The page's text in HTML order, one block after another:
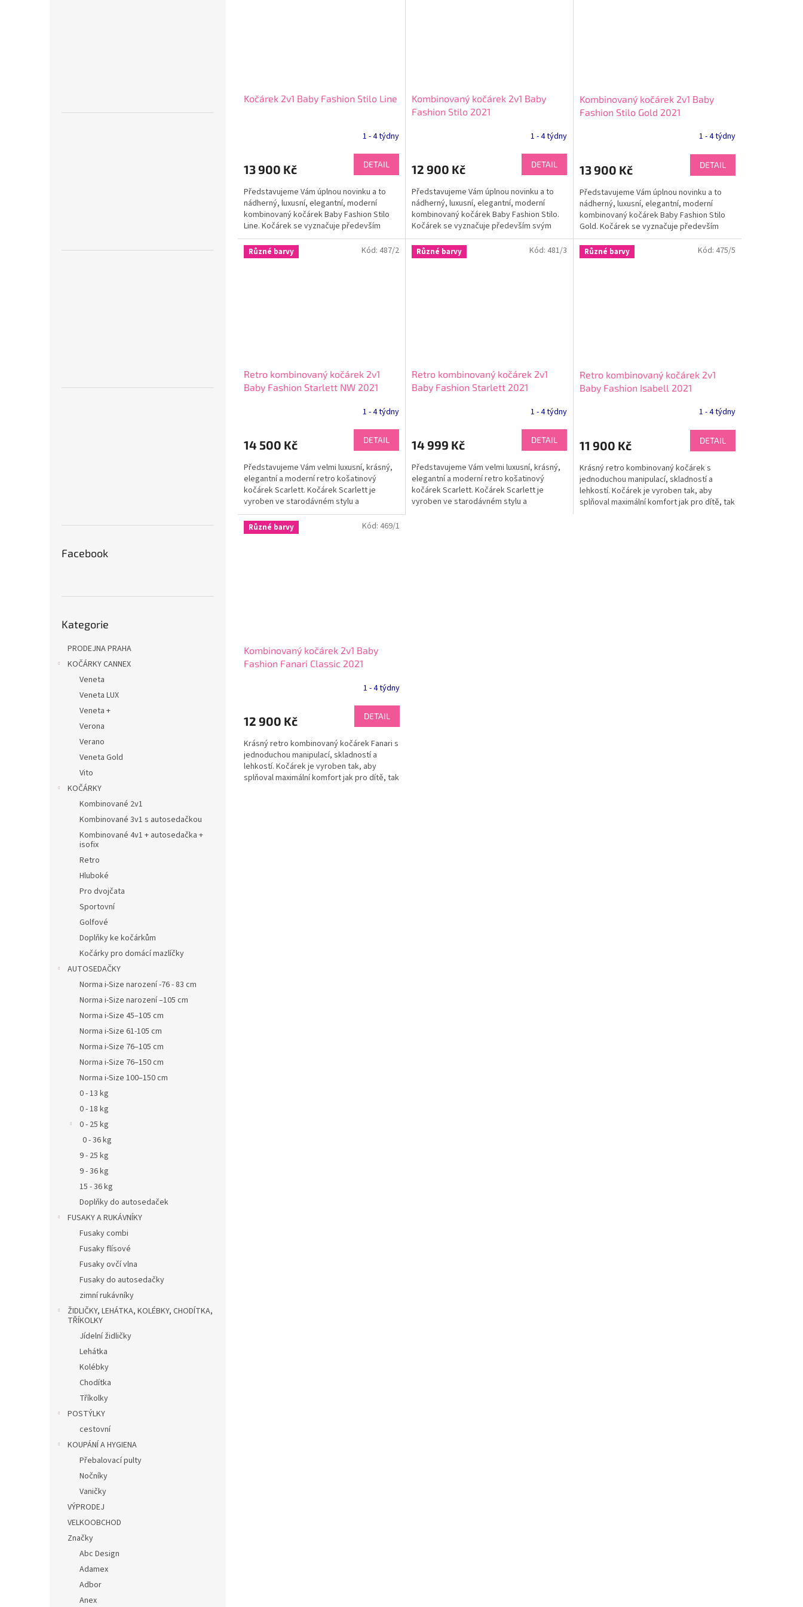
Facebook
kategorie
Kategorie
PRODEJNA PRAHA
KOČÁRKY CANNEX
Veneta
Veneta LUX
Veneta +
Verona
Verano
Veneta Gold
Vito
KOČÁRKY
Kombinované 2v1
Kombinované 3v1 s autosedačkou
Kombinované 4v1 + autosedačka +
isofix
Retro
Hluboké
Pro dvojčata
Sportovní
Golfové
Doplňky ke kočárkům
Kočárky pro domácí mazlíčky
AUTOSEDAČKY
Norma i-Size narození -76 - 83 cm
Norma i-Size narození –105 cm
Norma i-Size 45–105 cm
Norma i-Size 61-105 cm
Norma i-Size 76–105 cm
Norma i-Size 76–150 cm
Norma i-Size 100–150 cm
0 - 13 kg
0 - 18 kg
0 - 25 kg
0 - 36 kg
9 - 25 kg
9 - 36 kg
15 - 36 kg
Doplňky do autosedaček
FUSAKY A RUKÁVNÍKY
Fusaky combi
Fusaky flísové
Fusaky ovčí vlna
Fusaky do autosedačky
zimní rukávníky
ŽIDLIČKY, LEHÁTKA, KOLÉBKY, CHODÍTKA,
TŘÍKOLKY
Jídelní židličky
Lehátka
Kolébky
Chodítka
Tříkolky
POSTÝLKY
cestovní
KOUPÁNÍ A HYGIENA
Přebalovací pulty
Nočníky
Vaničky
VÝPRODEJ
VELKOOBCHOD
Značky
Abc Design
Adamex
Adbor
Anex
Kočárek 2v1 Baby Fashion Stilo Line
1 - 4 týdny
13 900 Kč DETAIL
Představujeme Vám úplnou novinku a to
nádherný, luxusní, elegantní, moderní
kombinovaný kočárek Baby Fashion Stilo
Line. Kočárek se vyznačuje především
svým elegantním vzhledem,...
Kombinovaný kočárek 2v1 Baby
Fashion Stilo 2021
1 - 4 týdny
12 900 Kč DETAIL
Představujeme Vám úplnou novinku a to
nádherný, luxusní, elegantní, moderní
kombinovaný kočárek Baby Fashion Stilo.
Kočárek se vyznačuje především svým
elegantním vzhledem,...
Kombinovaný kočárek 2v1 Baby
Fashion Stilo Gold 2021
1 - 4 týdny
13 900 Kč DETAIL
Představujeme Vám úplnou novinku a to
nádherný, luxusní, elegantní, moderní
kombinovaný kočárek Baby Fashion Stilo
Gold. Kočárek se vyznačuje především
svým elegantním vzhledem,...
Různé barvy
Retro kombinovaný kočárek 2v1
Baby Fashion Starlett NW 2021
1 - 4 týdny
14 500 Kč DETAIL
Představujeme Vám velmi luxusní, krásný,
elegantní a moderní retro košatinový
kočárek Scarlett. Kočárek Scarlett je
vyroben ve starodávném stylu a
jednoznačně zaujme všechny...
Kód: 487/2 Různé barvy
Retro kombinovaný kočárek 2v1
Baby Fashion Starlett 2021
1 - 4 týdny
14 999 Kč DETAIL
Představujeme Vám velmi luxusní, krásný,
elegantní a moderní retro košatinový
kočárek Scarlett. Kočárek Scarlett je
vyroben ve starodávném stylu a
Kód: 481/3 Různé barvy
Retro kombinovaný kočárek 2v1
Baby Fashion Isabell 2021
1 - 4 týdny
11 900 Kč DETAIL
Krásný retro kombinovaný kočárek s
jednoduchou manipulací, skladností a
lehkostí. Kočárek je vyroben tak, aby
splňoval maximální komfort jak pro dítě, tak
Kód: 475/5
Různé barvy
Kombinovaný kočárek 2v1 Baby
Fashion Fanari Classic 2021
1 - 4 týdny
12 900 Kč DETAIL
Krásný retro kombinovaný kočárek Fanari s
jednoduchou manipulací, skladností a
lehkostí. Kočárek je vyroben tak, aby
splňoval maximální komfort jak pro dítě, tak
Kód: 469/1